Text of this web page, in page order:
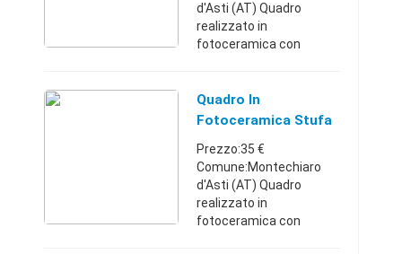
d'Asti (AT) Quadro
realizzato in
fotoceramica con
prova non si sbiadisce è
cotto in forno ad alta
eseguono ...
Quadro In
Fotoceramica Stufa
Prezzo:35 €
Comune:Montechiaro
d'Asti (AT) Quadro
realizzato in
fotoceramica con